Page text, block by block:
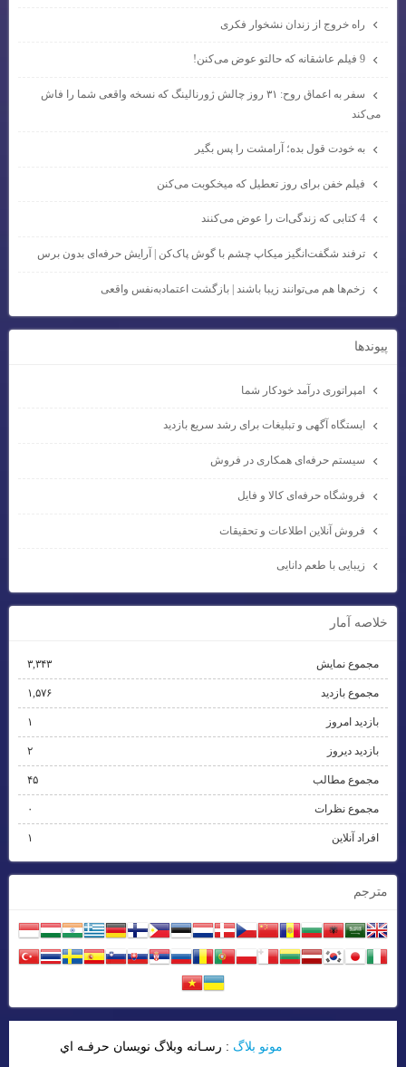
راه خروج از زندان نشخوار فکری
9 فیلم عاشقانه که حالتو عوض می‌کنن!
سفر به اعماق روح: ۳۱ روز چالش ژورنالینگ که نسخه واقعی شما را فاش
می‌کند
به خودت قول بده؛ آرامشت را پس بگیر
فیلم خفن برای روز تعطیل که میخکوبت می‌کنن
4 کتابی که زندگی‌ات را عوض می‌کنند
ترفند شگفت‌انگیز میکاپ چشم با گوش پاک‌کن | آرایش حرفه‌ای بدون برس
زخم‌ها هم می‌توانند زیبا باشند | بازگشت اعتمادبه‌نفس واقعی
پيوندها
امپراتوری درآمد خودکار شما
ایستگاه آگهی و تبلیغات برای رشد سریع بازدید
سیستم حرفه‌ای همکاری در فروش
فروشگاه حرفه‌ای کالا و فایل
فروش آنلاین اطلاعات و تحقیقات
زیبایی با طعم دانایی
خلاصه آمار
مجموع نمایش‌ ۳,۳۴۳
مجموع بازدید ۱,۵۷۶
بازدید امروز ۱
بازدید دیروز ۲
مجموع مطالب ۴۵
مجموع نظرات ۰
افراد آنلاین ۱
مترجم
مونو بلاگ : رسـانه وبلاگ نويسان حرفـه اي